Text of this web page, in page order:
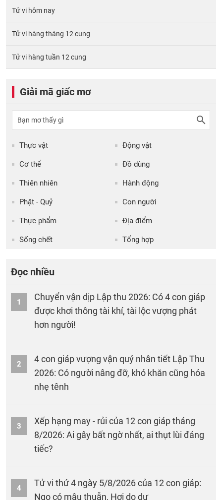
Tử vi hôm nay
Tử vi hàng tháng 12 cung
Tử vi hàng tuần 12 cung
Giải mã giấc mơ
Thực vật Động vật
Cơ thể Đồ dùng
Thiên nhiên Hành động
Phật - Quỷ Con người
Thực phẩm Địa điểm
Sống chết Tổng hợp
Đọc nhiều
1
Chuyển vận dịp Lập thu 2026: Có 4 con giáp
được khơi thông tài khí, tài lộc vượng phát
hơn người!
2
4 con giáp vượng vận quý nhân tiết Lập Thu
2026: Có người nâng đỡ, khó khăn cũng hóa
nhẹ tênh
3
Xếp hạng may - rủi của 12 con giáp tháng
8/2026: Ai gây bất ngờ nhất, ai thụt lùi đáng
tiếc?
4
Tử vi thứ 4 ngày 5/8/2026 của 12 con giáp:
Ngọ có mâu thuẫn, Hợi do dự